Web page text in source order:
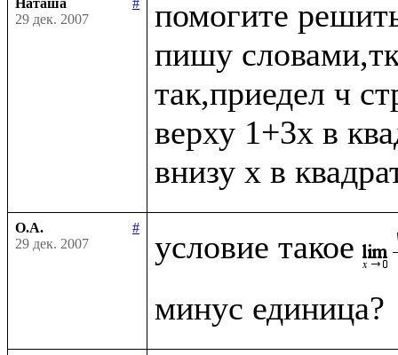
29 дек. 2007
помогите
пишу
так,приедел ч
верху 1+3x в
О.А.
#
29 дек. 2007
условие такое